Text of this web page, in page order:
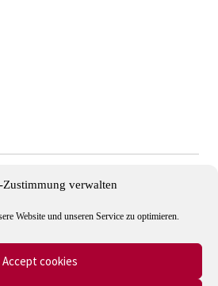
verwalten
Website und unseren Service zu optimieren.
Accept cookies